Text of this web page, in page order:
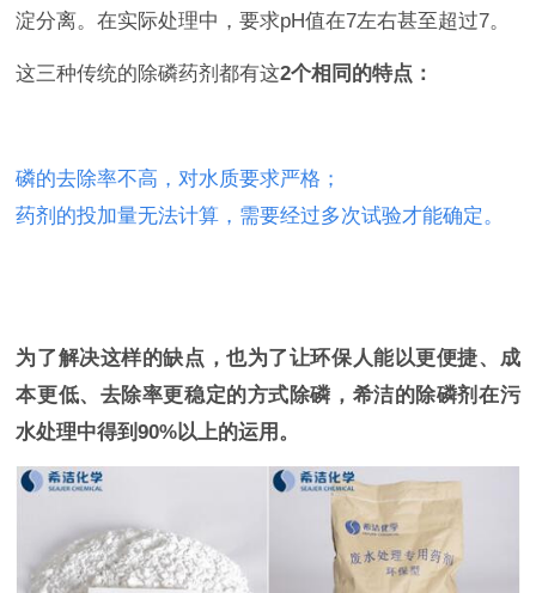
淀分离。在实际处理中，要求pH值在7左右甚至超过7。
这三种传统的除磷药剂都有这2个相同的特点：
磷的去除率不高，对水质要求严格；
药剂的投加量无法计算，需要经过多次试验才能确定。
为了解决这样的缺点，也为了让环保人能以更便捷、成
本更低、去除率更稳定的方式除磷，希洁的除磷剂在污
水处理中得到90%以上的运用。